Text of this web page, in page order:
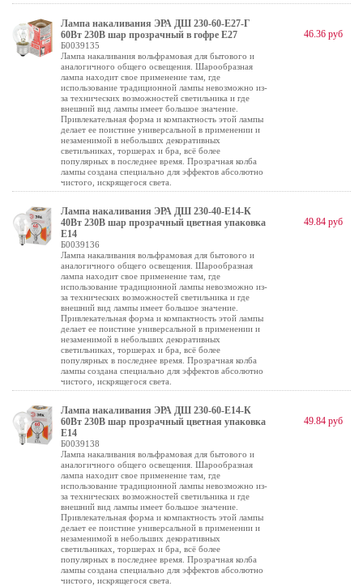
Лампа накаливания ЭРА ДШ 230-60-E27-Г
60Вт 230В шар прозрачный в гофре E27
Б0039135
Лампа накаливания вольфрамовая для бытового и
аналогичного общего освещения. Шарообразная
лампа находит свое применение там, где
использование традиционной лампы невозможно из-
за технических возможностей светильника и где
внешний вид лампы имеет большое значение.
Привлекательная форма и компактность этой лампы
делает ее поистине универсальной в применении и
незаменимой в небольших декоративных
светильниках, торшерах и бра, всё более
популярных в последнее время. Прозрачная колба
лампы создана специально для эффектов абсолютно
чистого, искрящегося света.
46.36 руб
Лампа накаливания ЭРА ДШ 230-40-E14-К
40Вт 230В шар прозрачный цветная упаковка
E14
Б0039136
Лампа накаливания вольфрамовая для бытового и
аналогичного общего освещения. Шарообразная
лампа находит свое применение там, где
использование традиционной лампы невозможно из-
за технических возможностей светильника и где
внешний вид лампы имеет большое значение.
Привлекательная форма и компактность этой лампы
делает ее поистине универсальной в применении и
незаменимой в небольших декоративных
светильниках, торшерах и бра, всё более
популярных в последнее время. Прозрачная колба
лампы создана специально для эффектов абсолютно
чистого, искрящегося света.
49.84 руб
Лампа накаливания ЭРА ДШ 230-60-E14-К
60Вт 230В шар прозрачный цветная упаковка
E14
Б0039138
Лампа накаливания вольфрамовая для бытового и
аналогичного общего освещения. Шарообразная
лампа находит свое применение там, где
использование традиционной лампы невозможно из-
за технических возможностей светильника и где
внешний вид лампы имеет большое значение.
Привлекательная форма и компактность этой лампы
делает ее поистине универсальной в применении и
незаменимой в небольших декоративных
светильниках, торшерах и бра, всё более
популярных в последнее время. Прозрачная колба
лампы создана специально для эффектов абсолютно
чистого, искрящегося света.
49.84 руб